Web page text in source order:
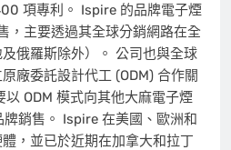
項專利。 Ispire 的品牌電子煙
，主要透過其全球分銷網路在全
俄羅斯除外）。 公司也與全球
廠委託設計代工 (ODM) 合作關
ODM 模式向其他大麻電子煙
銷售。 Ispire 在美國、歐洲和
，並已於近期在加拿大和拉丁